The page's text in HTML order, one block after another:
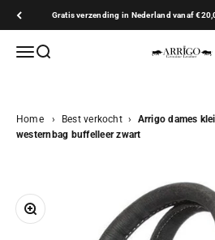
Gratis verzending in Nederland vanaf
Navigatiemenu openen
Zoeken openen Arrigo.nl
Home › Best verkocht ›
Arrigo dames
westernbag buffelleer zwart
In-/uitzoomen